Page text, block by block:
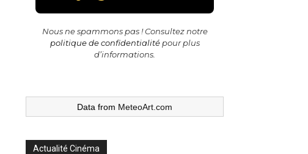
Nous ne spammons pas ! Consultez notre
politique de confidentialitépour plus
d’informations.
Data from MeteoArt.com
Actualité Cinéma